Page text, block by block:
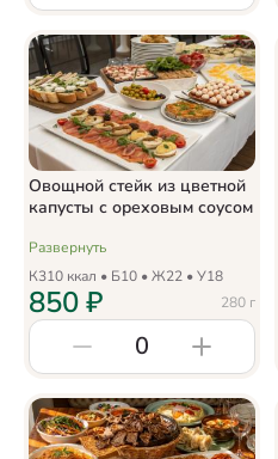
Овощной стейк из цветной
капусты с ореховым соусом
Развернуть
К310 ккал • Б10 • Ж22 • У18
280 г
850₽
0